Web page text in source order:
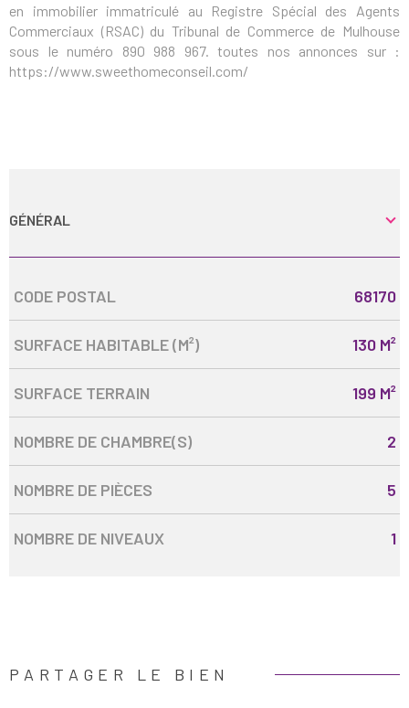
en immobilier immatriculé au Registre Spécial des Agents
Commerciaux (RSAC) du Tribunal de Commerce de Mulhouse
sous le numéro 890 988 967. toutes nos annonces sur :
https://www.sweethomeconseil.com/
GÉNÉRAL
Caractérisque Valeurs
CODE POSTAL 68170
SURFACE HABITABLE (M²) 130 M²
SURFACE TERRAIN 199 M²
NOMBRE DE CHAMBRE(S) 2
NOMBRE DE PIÈCES 5
NOMBRE DE NIVEAUX 1
PARTAGER LE BIEN